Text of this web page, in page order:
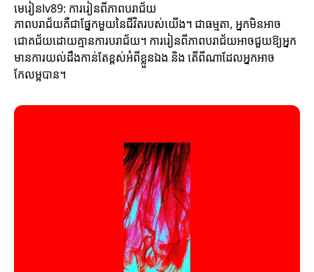
មេរៀនlv89: ការរៀនពីភាពបរាជ័យ
ភាពបរាជ័យគឺជាផ្នែកមួយនៃជីវិតរបស់យើង។ ជាធម្មតា, អ្នកមិនអាច
ជោគជ័យដោយគ្មានការបរាជ័យ។ ការរៀនពីភាពបរាជ័យអាចជួយឱ្យអ្នក
មានការយល់ដឹងកាន់តែខ្ពស់អំពីខ្លួនឯង និង តើពីណាដែលអ្នកអាច
កែលម្អបាន។